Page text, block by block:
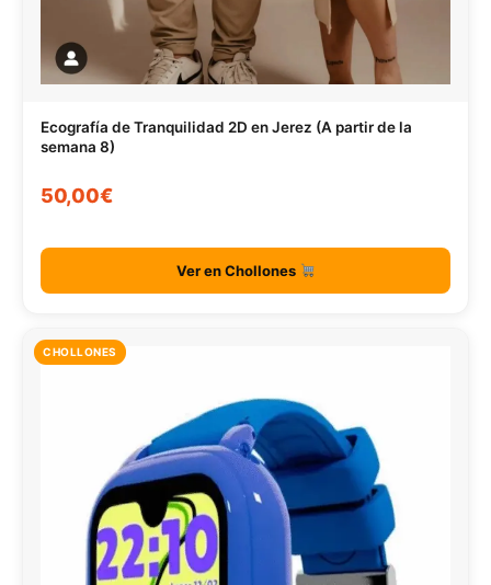
Ecografía de Tranquilidad 2D en Jerez (A partir de la
semana 8)
50,00€
Ver en Chollones
CHOLLONES